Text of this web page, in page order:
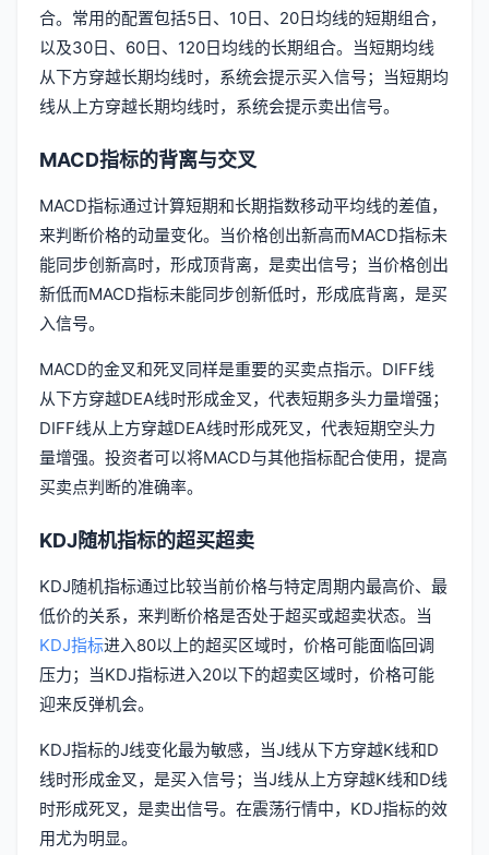
合。常用的配置包括5日、10日、20日均线的短期组合，
以及30日、60日、120日均线的长期组合。当短期均线
从下方穿越长期均线时，系统会提示买入信号；当短期均
线从上方穿越长期均线时，系统会提示卖出信号。
MACD指标的背离与交叉
MACD指标通过计算短期和长期指数移动平均线的差值，
来判断价格的动量变化。当价格创出新高而MACD指标未
能同步创新高时，形成顶背离，是卖出信号；当价格创出
新低而MACD指标未能同步创新低时，形成底背离，是买
入信号。
MACD的金叉和死叉同样是重要的买卖点指示。DIFF线
从下方穿越DEA线时形成金叉，代表短期多头力量增强；
DIFF线从上方穿越DEA线时形成死叉，代表短期空头力
量增强。投资者可以将MACD与其他指标配合使用，提高
买卖点判断的准确率。
KDJ随机指标的超买超卖
KDJ随机指标通过比较当前价格与特定周期内最高价、最
低价的关系，来判断价格是否处于超买或超卖状态。当
KDJ指标进入80以上的超买区域时，价格可能面临回调
压力；当KDJ指标进入20以下的超卖区域时，价格可能
迎来反弹机会。
KDJ指标的J线变化最为敏感，当J线从下方穿越K线和D
线时形成金叉，是买入信号；当J线从上方穿越K线和D线
时形成死叉，是卖出信号。在震荡行情中，KDJ指标的效
用尤为明显。